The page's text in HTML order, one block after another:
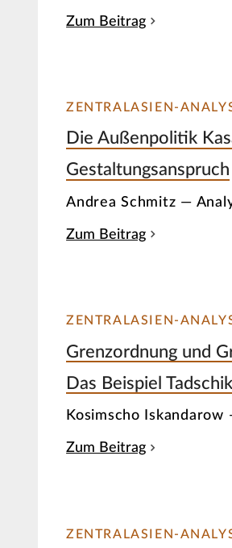
Zum Beitrag
ZENTRALASIEN-
Die Außenpolitik
Gestaltungsanspruch
Andrea Schmitz —
Zum Beitrag
ZENTRALASIEN-
Grenzordnung und
Das Beispiel
Kosimscho Iskandarow
Zum Beitrag
ZENTRALASIEN-